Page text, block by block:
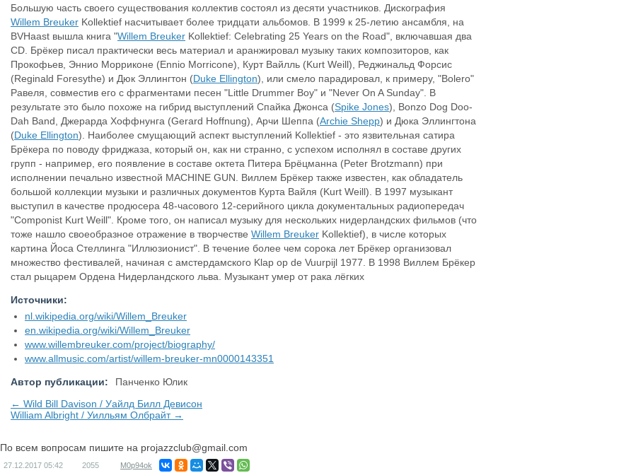
Большую часть своего существования коллектив состоял из десяти участников. Дискография
Willem Breuker Kollektief насчитывает более тридцати альбомов. В 1999 к 25-летию ансамбля, на
BVHaast вышла книга "Willem Breuker Kollektief: Celebrating 25 Years on the Road", включавшая два
CD. Брёкер писал практически весь материал и аранжировал музыку таких композиторов, как
Прокофьев, Эннио Морриконе (Ennio Morricone), Курт Вайлль (Kurt Weill), Реджинальд Форсис
(Reginald Foresythe) и Дюк Эллингтон (Duke Ellington), или смело парадировал, к примеру, "Bolero"
Равеля, совместив его с фрагментами песен "Little Drummer Boy" и "Never On A Sunday". В
результате это было похоже на гибрид выступлений Спайка Джонса (Spike Jones), Bonzo Dog Doo-
Dah Band, Джерарда Хоффнунга (Gerard Hoffnung), Арчи Шеппа (Archie Shepp) и Дюка Эллингтона
(Duke Ellington). Наиболее смущающий аспект выступлений Kollektief - это язвительная сатира
Брёкера по поводу фриджаза, который он, как ни странно, с успехом исполнял в составе других
групп - например, его появление в составе октета Питера Брёцманна (Peter Brоtzmann) при
исполнении печально известной MACHINE GUN. Виллем Брёкер также известен, как обладатель
большой коллекции музыки и различных документов Курта Вайля (Kurt Weill). В 1997 музыкант
выступил в качестве продюсера 48-часового 12-серийного цикла документальных радиопередач
"Componist Kurt Weill". Кроме того, он написал музыку для нескольких нидерландских фильмов (что
тоже нашло своеобразное отражение в творчестве Willem Breuker Kollektief), в числе которых
картина Йоса Стеллинга "Иллюзионист". В течение более чем сорока лет Брёкер организовал
множество фестивалей, начиная с амстердамского Klap op de Vuurpijl 1977. В 1998 Виллем Брёкер
стал рыцарем Ордена Нидерландского льва. Музыкант умер от рака лёгких
Источники:
nl.wikipedia.org/wiki/Willem_Breuker
en.wikipedia.org/wiki/Willem_Breuker
www.willembreuker.com/project/biography/
www.allmusic.com/artist/willem-breuker-mn0000143351
Автор публикации:
Панченко Юлик
← Wild Bill Davison / Уайлд Билл Девисон
William Albright / Уилльям Олбрайт →
По всем вопросам пишите на projazzclub@gmail.com
27.12.2017 05:42 2055 M0p94ok